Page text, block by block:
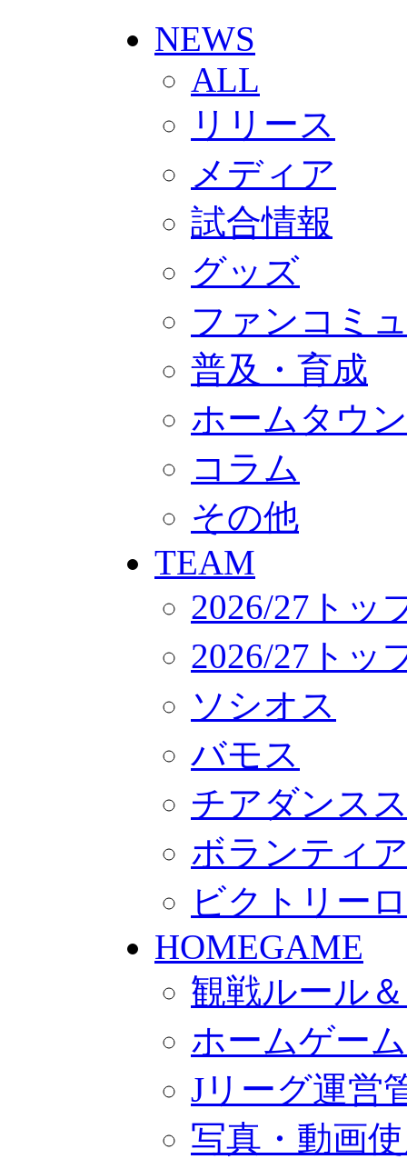
2026/27
練習見学時のファンサービスに
奈良クラブ明治安田J3リーグ
奈良クラブ明治安田Ｊ3リーグ
観戦ルール＆マナー
FANCOMMUNITY
サポートショップ
GOODS
オフィシャルストア（実店舗）
オンラインストア
ACADEMY
アカデミーについて
プロジェクト
ジュニア
ジュニアユース
ユース
練習拠点（ナラディーア）
CLUB
2026/27 パートナー企業
クラブ理念
クラブ情報
サステナビリティ
Web制作支援
NEWS
ALL
リリース
メディア
試合情報
グッズ
ファンコミ
普及・育成
ホームタウン
コラム
その他
TEAM
2026/27トッ
2026/27トッ
ソシオス
バモス
チアダンス
ボランティ
ビクトリー
HOMEGAME
観戦ルール
ホームゲー
Jリーグ運営
写真・動画